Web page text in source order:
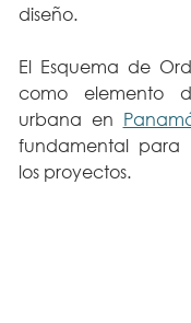
diseño.
El Esquema de
como elemento
urbana en
fundamental para
los proyectos.